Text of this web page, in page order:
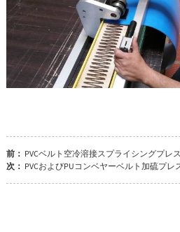
前： PVCベルト空冷溶接スプライシングプレ
次： PVCおよびPUコンベヤーベルト加硫プレ